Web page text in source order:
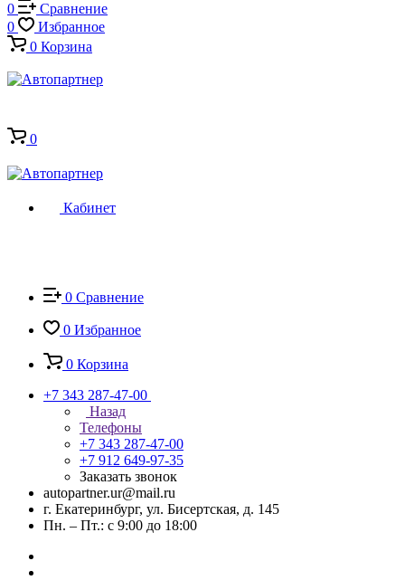
0
Сравнение
0
Избранное
0 Корзина
0
Кабинет
0 Сравнение
0 Избранное
0 Корзина
+7 343 287-47-00
Назад
Телефоны
+7 343 287-47-00
+7 912 649-97-35
Заказать звонок
autopartner.ur@mail.ru
г. Екатеринбург, ул. Бисертская, д. 145
Пн. – Пт.: с 9:00 до 18:00